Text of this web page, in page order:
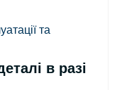
та
в разі